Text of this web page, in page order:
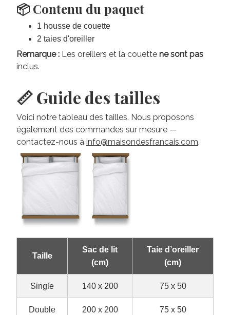
📦 Contenu du paquet
1 housse de couette
2 taies d'oreiller
Remarque : Les oreillers et la couette ne sont pas
inclus.
📏 Guide des tailles
Voici notre tableau des tailles. Nous proposons
également des commandes sur mesure —
contactez-nous à info@maisondesfrancais.com.
Taille
Sac de lit
(cm)
Taie d’oreiller
(cm)
Single 140 x 200 75 x 50
Double 200 x 200 75 x 50